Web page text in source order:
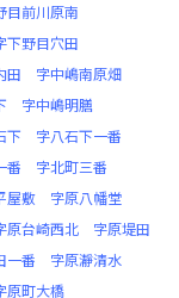
目前川原南
下野目穴田
田
字中嶋南原畑
字中嶋明膳
下
字八石下一番
番
字北町三番
屋敷
字原八幡堂
原台崎西北
字原堤田
一番
字原瀞清水
原町大橋